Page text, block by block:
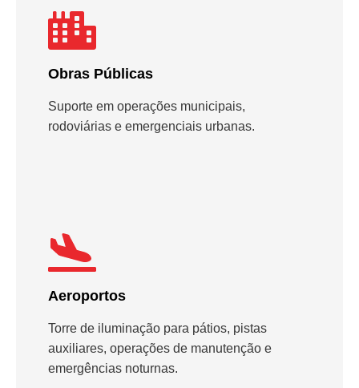
Obras Públicas
Suporte em operações municipais,
rodoviárias e emergenciais urbanas.
Aeroportos
Torre de iluminação para pátios, pistas
auxiliares, operações de manutenção e
emergências noturnas.